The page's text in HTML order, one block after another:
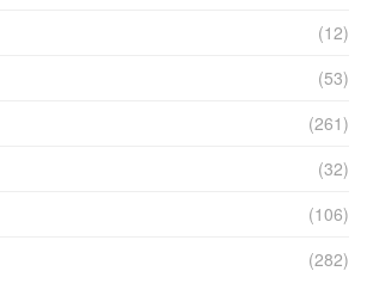
(12)
(53)
(261)
(32)
(106)
(282)